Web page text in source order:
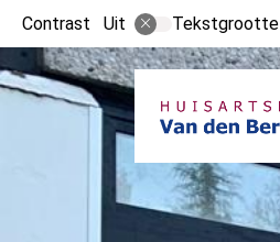
Contrast Uit Tekstgrootte